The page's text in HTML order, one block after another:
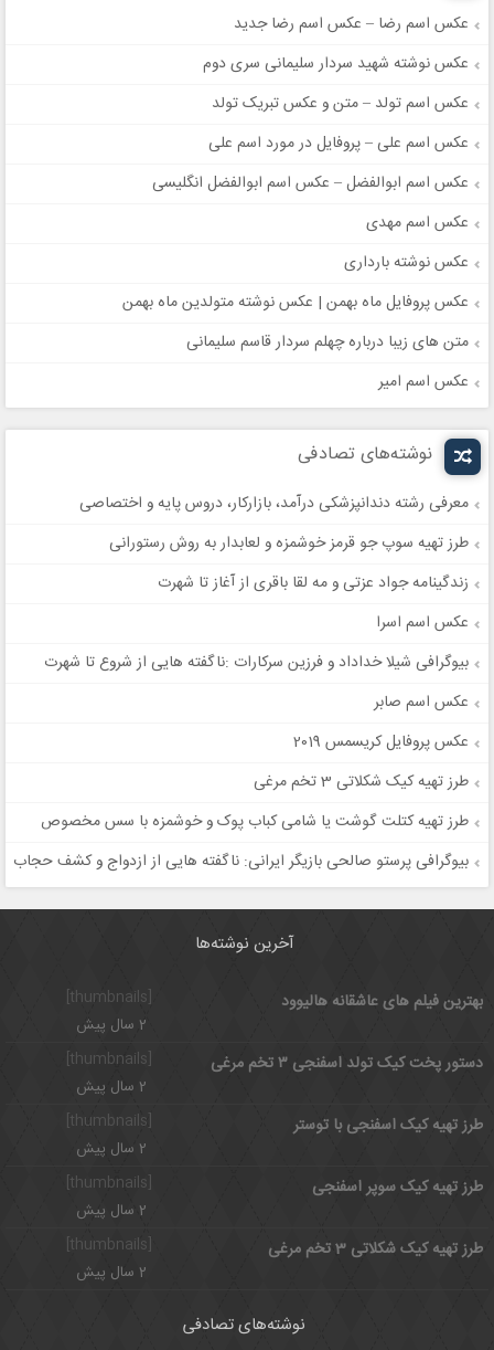
عکس اسم رضا – عکس اسم رضا جدید
عکس نوشته شهید سردار سلیمانی سری دوم
عکس اسم تولد – متن و عکس تبریک تولد
عکس اسم علی – پروفایل در مورد اسم علی
عکس اسم ابوالفضل – عکس اسم ابوالفضل انگلیسی
عکس اسم مهدی
عکس نوشته بارداری
عکس پروفایل ماه بهمن | عکس نوشته متولدین ماه بهمن
متن های زیبا درباره چهلم سردار قاسم سلیمانی
عکس اسم امیر
نوشته‌های تصادفی
معرفی رشته دندانپزشکی درآمد، بازارکار، دروس پایه و اختصاصی
طرز تهیه سوپ جو قرمز خوشمزه و لعابدار به روش رستورانی
زندگینامه جواد عزتی و مه لقا باقری از آغاز تا شهرت
عکس اسم اسرا
بیوگرافی شیلا خداداد و فرزین سرکارات :ناگفته هایی از شروع تا شهرت
عکس اسم صابر
عکس پروفایل کریسمس 2019
طرز تهیه کیک شکلاتی 3 تخم مرغی
طرز تهیه کتلت گوشت یا شامی کباب پوک و خوشمزه با سس مخصوص
بیوگرافی پرستو صالحی بازیگر ایرانی: ناگفته هایی از ازدواج و کشف حجاب
آخرین نوشته‌ها
بهترین فیلم های عاشقانه هالیوود
2 سال پیش
[thumbnails]
دستور پخت کیک تولد اسفنجی ۳ تخم مرغی
2 سال پیش
طرز تهیه کیک اسفنجی با توستر
2 سال پیش
[thumbnails]
طرز تهیه کیک سوپر اسفنجی
2 سال پیش
طرز تهیه کیک شکلاتی 3 تخم مرغی
2 سال پیش
نوشته‌های تصادفی